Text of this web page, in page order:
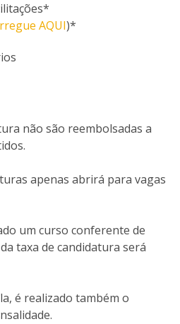
AQUI)*
não são reembolsadas a
apenas abrirá para vagas
um curso conferente de
taxa de candidatura será
é realizado também o